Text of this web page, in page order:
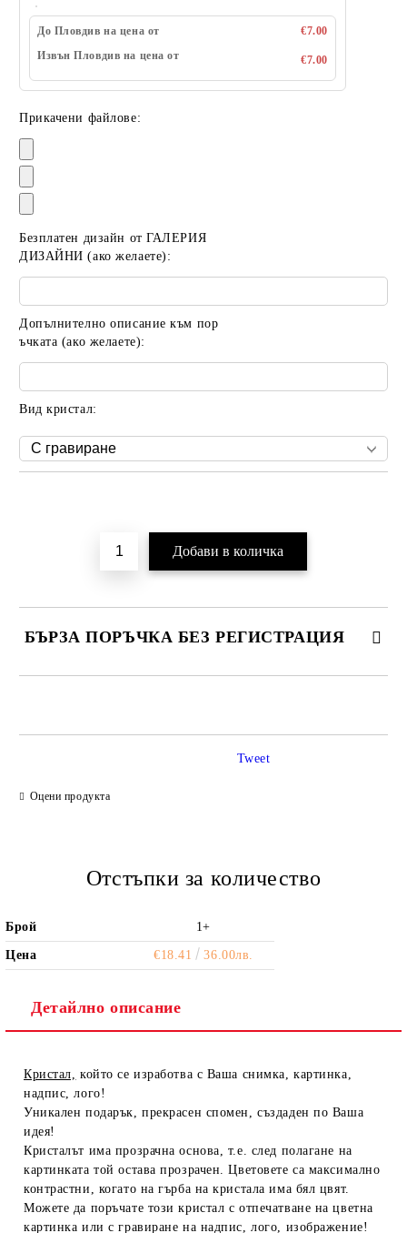
До Пловдив на цена от
€7.00
Извън Пловдив на цена от
€7.00
Прикачени файлове:
Безплатен дизайн от ГАЛЕРИЯ
ДИЗАЙНИ (ако желаете):
Допълнително описание към пор
ъчката (ако желаете):
Вид кристал:
БЪРЗА ПОРЪЧКА БЕЗ РЕГИСТРАЦИЯ
Оцени продукта
Tweet
Отстъпки за количество
Брой 1+
Цена €18.41 36.00лв.
Детайлно описание
Кристал, който се изработва с Ваша снимка, картинка,
надпис, лого!
Уникален подарък, прекрасен спомен, създаден по Ваша
идея!
Кристалът има прозрачна основа, т.е. след полагане на
картинката той остава прозрачен. Цветовете са максимално
контрастни, когато на гърба на кристала има бял цвят.
Можете да поръчате този кристал с отпечатване на цветна
картинка или с гравиране на надпис, лого, изображение!